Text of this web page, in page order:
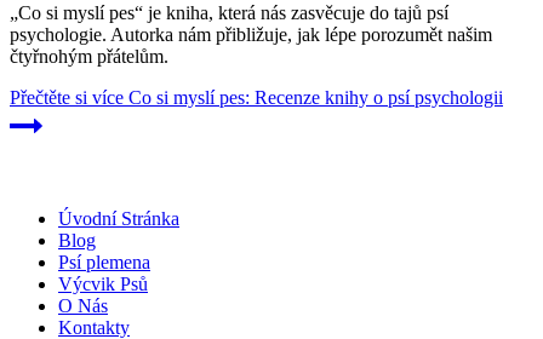
„Co si myslí pes“ je kniha, která nás zasvěcuje do tajů psí
psychologie. Autorka nám přibližuje, jak lépe porozumět našim
čtyřnohým přátelům.
Přečtěte si více Co si myslí pes: Recenze knihy o psí psychologii
Úvodní Stránka
Blog
Psí plemena
Výcvik Psů
O Nás
Kontakty